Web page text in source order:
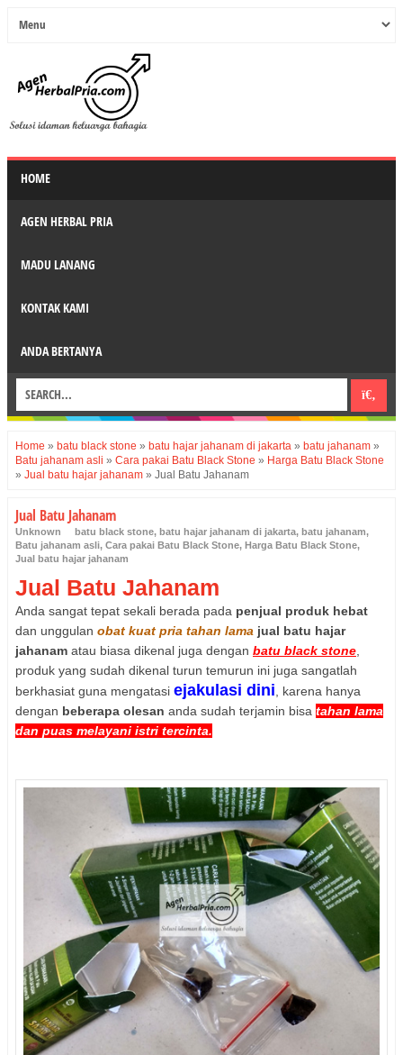
HOME
AGEN HERBAL PRIA
MADU LANANG
KONTAK KAMI
ANDA BERTANYA
Home » batu black stone » batu hajar jahanam di jakarta » batu jahanam »
Batu jahanam asli » Cara pakai Batu Black Stone » Harga Batu Black Stone
» Jual batu hajar jahanam » Jual Batu Jahanam
Jual Batu Jahanam
Unknown batu black stone, batu hajar jahanam di jakarta, batu jahanam,
Batu jahanam asli, Cara pakai Batu Black Stone, Harga Batu Black Stone,
Jual batu hajar jahanam
Jual Batu Jahanam
Anda sangat tepat sekali berada pada penjual produk hebat
dan unggulan obat kuat pria tahan lama jual batu hajar
jahanam atau biasa dikenal juga dengan batu black stone
produk yang sudah dikenal turun temurun ini juga sangatlah
berkhasiat guna mengatasi ejakulasi dini , karena hanya
dengan beberapa olesan anda sudah terjamin bisa tahan lama
dan puas melayani istri tercinta.